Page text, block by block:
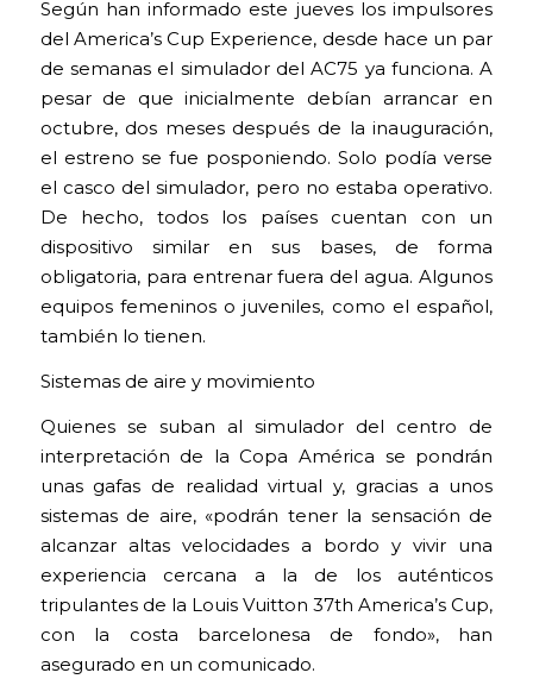
Según han informado este jueves los impulsores
del America’s Cup Experience, desde hace un par
de semanas el simulador del AC75 ya funciona. A
pesar de que inicialmente debían arrancar en
octubre, dos meses después de la inauguración,
el estreno se fue posponiendo. Solo podía verse
el casco del simulador, pero no estaba operativo.
De hecho, todos los países cuentan con un
dispositivo similar en sus bases, de forma
obligatoria, para entrenar fuera del agua. Algunos
equipos femeninos o juveniles, como el español,
también lo tienen.
Sistemas de aire y movimiento
Quienes se suban al simulador del centro de
interpretación de la Copa América se pondrán
unas gafas de realidad virtual y, gracias a unos
sistemas de aire, «podrán tener la sensación de
alcanzar altas velocidades a bordo y vivir una
experiencia cercana a la de los auténticos
tripulantes de la Louis Vuitton 37th America’s Cup,
con la costa barcelonesa de fondo», han
asegurado en un comunicado.